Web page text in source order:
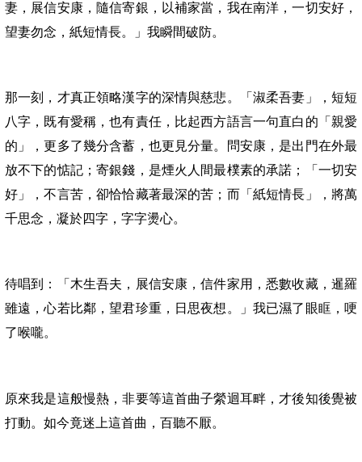
妻，展信安康，隨信寄銀，以補家當，我在南洋，一切安好，
望妻勿念，紙短情長。」我瞬間破防。
那一刻，才真正領略漢字的深情與慈悲。「淑柔吾妻」，短短
八字，既有愛稱，也有責任，比起西方語言一句直白的「親愛
的」，更多了幾分含蓄，也更見分量。問安康，是出門在外最
放不下的惦記；寄銀錢，是煙火人間最樸素的承諾；「一切安
好」，不言苦，卻恰恰藏著最深的苦；而「紙短情長」，將萬
千思念，凝於四字，字字燙心。
待唱到：「木生吾夫，展信安康，信件家用，悉數收藏，暹羅
雖遠，心若比鄰，望君珍重，日思夜想。」我已濕了眼眶，哽
了喉嚨。
原來我是這般慢熱，非要等這首曲子縈迴耳畔，才後知後覺被
打動。如今竟迷上這首曲，百聽不厭。